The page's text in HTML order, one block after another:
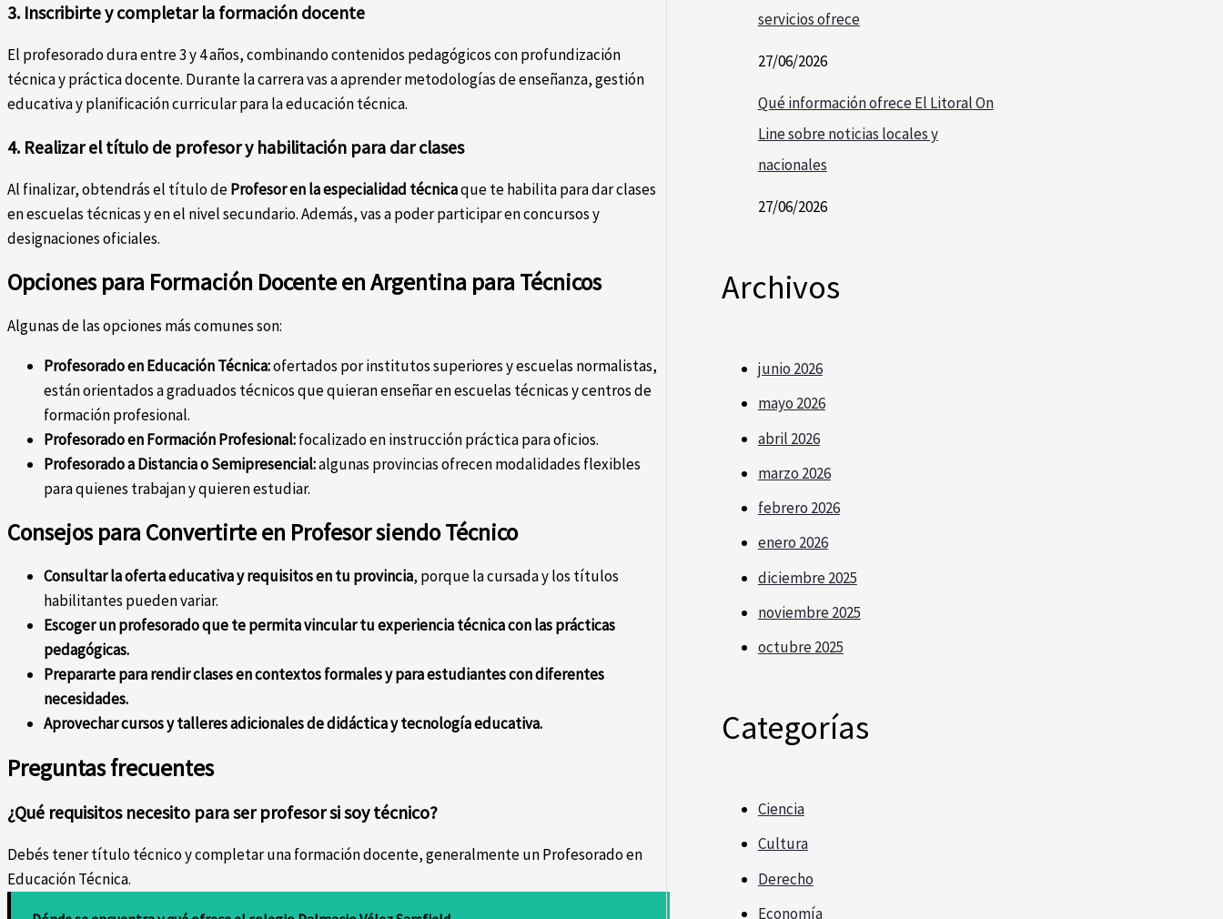
3. Inscribirte y completar la formación docente
El profesorado dura entre 3 y 4 años, combinando contenidos pedagógicos con profundización
técnica y práctica docente. Durante la carrera vas a aprender metodologías de enseñanza, gestión
educativa y planificación curricular para la educación técnica.
4. Realizar el título de profesor y habilitación para dar clases
Al finalizar, obtendrás el título deProfesor en la especialidad técnicaque te habilita para dar clases
en escuelas técnicas y en el nivel secundario. Además, vas a poder participar en concursos y
designaciones oficiales.
Opciones para Formación Docente en Argentina para Técnicos
Algunas de las opciones más comunes son:
Profesorado en Educación Técnica:ofertados por institutos superiores y escuelas normalistas,
están orientados a graduados técnicos que quieran enseñar en escuelas técnicas y centros de
formación profesional.
Profesorado en Formación Profesional:focalizado en instrucción práctica para oficios.
Profesorado a Distancia o Semipresencial:algunas provincias ofrecen modalidades flexibles
para quienes trabajan y quieren estudiar.
Consejos para Convertirte en Profesor siendo Técnico
Consultar la oferta educativa y requisitos en tu provincia, porque la cursada y los títulos
habilitantes pueden variar.
Escoger un profesorado que te permita vincular tu experiencia técnica con las prácticas
pedagógicas.
Prepararte para rendir clases en contextos formales y para estudiantes con diferentes
necesidades.
Aprovechar cursos y talleres adicionales de didáctica y tecnología educativa.
Preguntas frecuentes
¿Qué requisitos necesito para ser profesor si soy técnico?
Debés tener título técnico y completar una formación docente, generalmente un Profesorado en
Educación Técnica.
servicios ofrece
27/06/2026
Qué información ofrece El Litoral On
Line sobre noticias locales y
nacionales
27/06/2026
Archivos
junio 2026
mayo 2026
abril 2026
marzo 2026
febrero 2026
enero 2026
diciembre 2025
noviembre 2025
octubre 2025
Categorías
Ciencia
Cultura
Derecho
Economía